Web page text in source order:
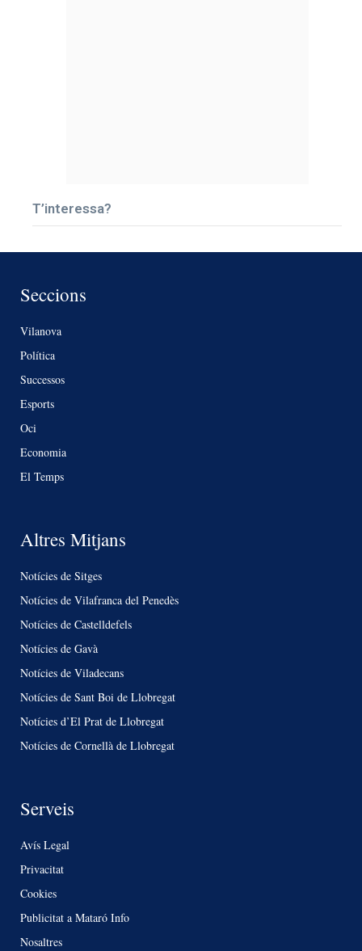
T’interessa?
Seccions
Vilanova
Política
Successos
Esports
Oci
Economia
El Temps
Altres Mitjans
Notícies de Sitges
Notícies de Vilafranca del Penedès
Notícies de Castelldefels
Notícies de Gavà
Notícies de Viladecans
Notícies de Sant Boi de Llobregat
Notícies d’El Prat de Llobregat
Notícies de Cornellà de Llobregat
Serveis
Avís Legal
Privacitat
Cookies
Publicitat a Mataró Info
Nosaltres